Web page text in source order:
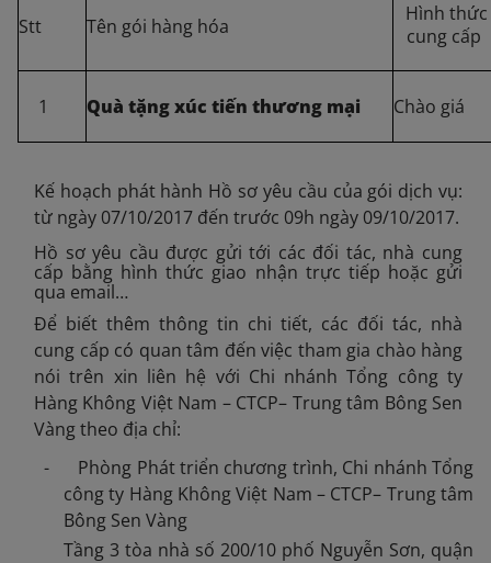
Stt Tên gói hàng hóa
Hình
cung cấp
1 Quà tặng xúc tiến thương mại Chào giá
Kế hoạch phát hành Hồ sơ yêu cầu của gói dịch vụ:
từ ngày 07/10/2017 đến trước 09h ngày 09/10/2017.
Hồ sơ yêu cầu được gửi tới các đối tác, nhà cung
cấp bằng hình thức giao nhận trực tiếp hoặc gửi
qua email…
Để biết thêm thông tin chi tiết, các đối tác, nhà
cung cấp có quan tâm đến việc tham gia chào hàng
nói trên xin liên hệ với Chi nhánh Tổng công ty
Hàng Không Việt Nam – CTCP– Trung tâm Bông Sen
Vàng theo địa chỉ:
- Phòng Phát triển chương trình, Chi nhánh Tổng
công ty Hàng Không Việt Nam – CTCP– Trung tâm
Bông Sen Vàng
Tầng 3 tòa nhà số 200/10 phố Nguyễn Sơn, quận